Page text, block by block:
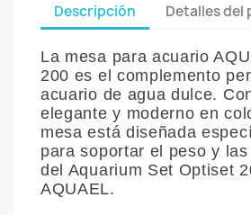
Descripción Detalles
La mesa para acuario
200 es el complemento
acuario de agua dulce.
elegante y moderno en
mesa está diseñada
para soportar el peso y
del Aquarium Set Optiset
AQUAEL.